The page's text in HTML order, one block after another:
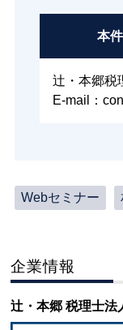
本
辻・本郷
E-mail：
Webセミナー
企業情報
辻・本郷 税理士法